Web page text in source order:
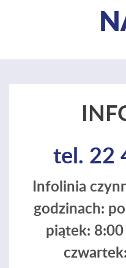
tel. 22
Infolinia
godzinach:
piątek: